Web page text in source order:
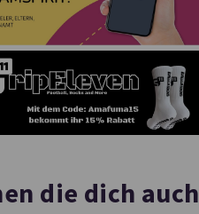
die dich auch